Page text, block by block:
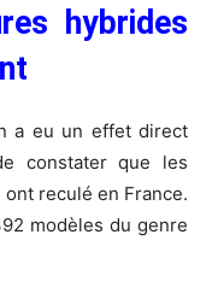
hybrides
a eu un effet direct
constater que les
reculé en France.
modèles du genre